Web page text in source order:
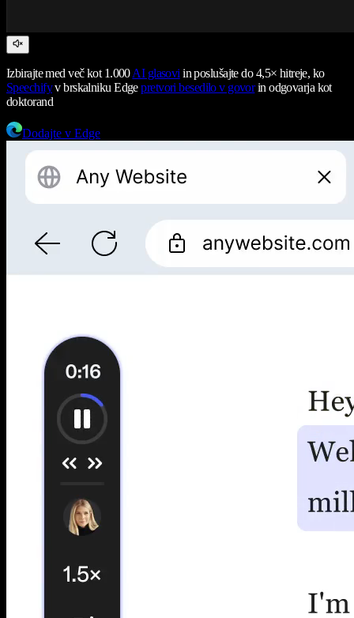
Izbirajte med več kot 1.000AI glasovi in poslušajte do 4,5× hitreje, ko
Speechifyv brskalniku Edgepretvori besedilo v govorin odgovarja kot
doktorand
Dodajte v Edge